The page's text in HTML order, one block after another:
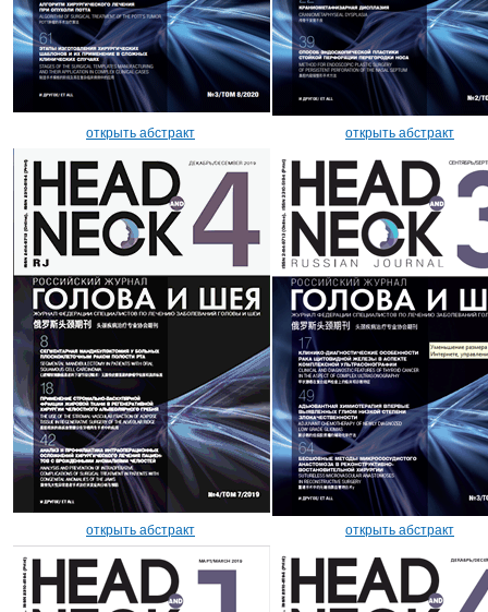
открыть абстракт открыть абстракт
открыть абстракт открыть абстракт